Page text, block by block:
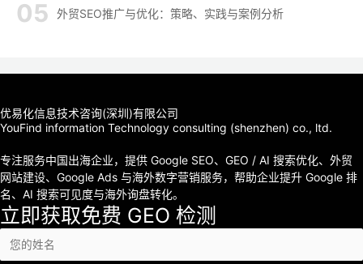
外贸SEO推广与优化：策略、实践与案例分析
优易化信息技术咨询(深圳)有限公司
YouFind information Technology consulting (shenzhen) co., ltd.
专注服务中国出海企业，提供 Google SEO、GEO / AI 搜索优化、外贸
网站建设、Google Ads 与海外数字营销服务，帮助企业提升 Google 排
名、AI 搜索可见度与海外询盘转化。
立即获取免费 GEO 检测